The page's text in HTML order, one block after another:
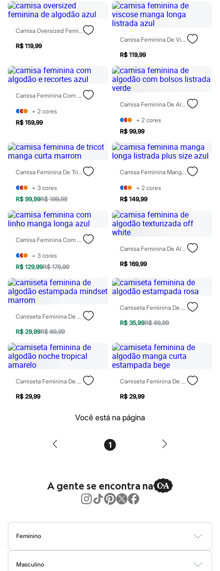
Fifteen
Miss Fifteen
Moda íntima
Calcinhas
Cuecas
Pijamas
Moda praia
Biquínis e Maiôs
Blusas de proteção
Personagens
Bluey
Homem Aranha
Minecraft
Patrulha Canina
Sonic
Stitch
Beleza
Kits
Perfumes árabes
Novidades
Cabelos
Condicionador
Escovas e Pentes
Finalizadores
Shampoo
Tratamento
Cuidados com o corpo
Hidratante
Protetor solar
Tratamento
Esfoliante
Hidratante
Protetor solar
Tônicos
Maquiagens
Base
Batom
Blush
Carolina Herrera
Fran by Franciny Ehlke
Mari Maria
Mascavo
Niina Secrets
Océane
Payot
Camisa Oversized Feminina De Algodão Azul
R$ 119,99
Camisa Feminina De Viscose Manga Longa Listrada Azul
R$ 119,99
Camisa Feminina Com Algodão E Recortes Azul
+ 2 cores
R$ 159,99
Camisa Feminina De Algodão Com Bolsos Listrada Verde
+ 2 cores
R$ 99,99
Camisa Feminina De Tricot Manga Curta Marrom
+ 3 cores
R$ 99,99R$ 199,99
Camisa Feminina Manga Longa Listrada Plus Size Azul
+ 2 cores
R$ 149,99
Camisa Feminina Com Linho Manga Longa Azul
+ 3 cores
R$ 129,99R$ 179,99
Camisa Feminina De Algodão Texturizada Off White
R$ 169,99
Camiseta Feminina De Algodão Estampada Mindset Marrom
R$ 29,99R$ 69,99
Camiseta Feminina De Algodão Estampada Rosa
R$ 35,99R$ 69,99
Camiseta Feminina De Algodão Noche Tropical Amarelo
R$ 29,99
Camiseta Feminina De Algodão Manga Curta Estampada Bege
R$ 29,99
Você está na página
1
A gente se encontra na
Feminino
BlusasCalçasVestidosSaiasCasacosModa PraiaModa Íntima
Masculino